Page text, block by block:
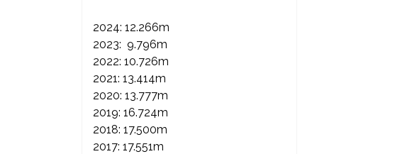
2024: 12.266m
2023: 9.796m
2022: 10.726m
2021: 13.414m
2020: 13.777m
2019: 16.724m
2018: 17.500m
2017: 17.551m